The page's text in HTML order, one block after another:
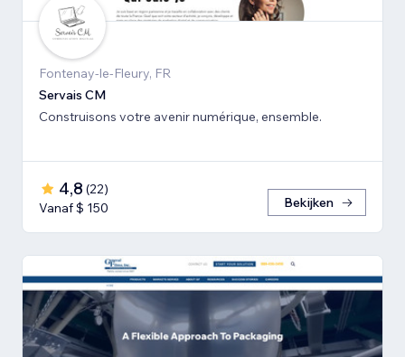
Fontenay-le-Fleury, FR
Servais CM
Construisons votre avenir numérique, ensemble.
4,8 (22)
Vanaf $ 150
Bekijken